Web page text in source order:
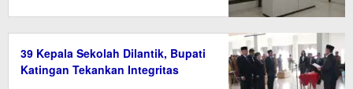
39 Kepala Sekolah Dilantik, Bupati
Katingan Tekankan Integritas